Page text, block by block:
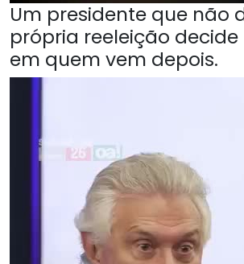
Um presidente que não
própria reeleição
em quem vem depois.